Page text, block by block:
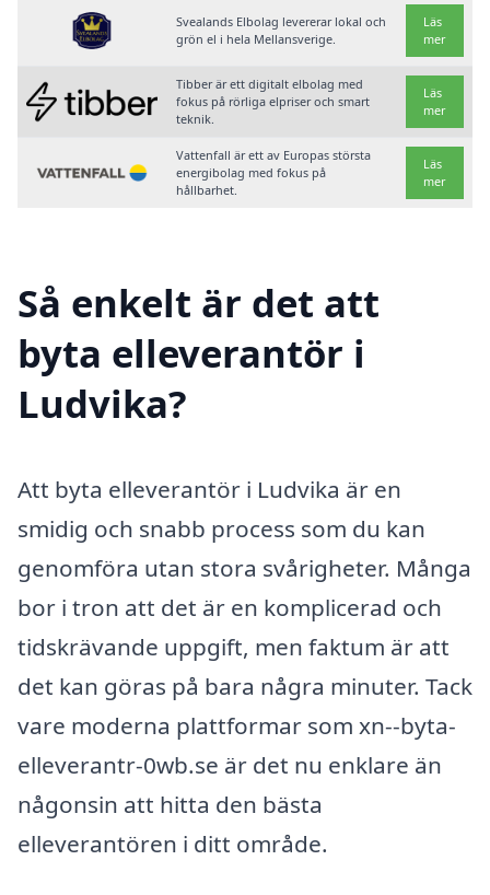
Svealands Elbolag levererar lokal och
grön el i hela Mellansverige.
Läs
mer
Tibber är ett digitalt elbolag med
fokus på rörliga elpriser och smart
teknik.
Läs
mer
Vattenfall är ett av Europas största
energibolag med fokus på
hållbarhet.
Läs
mer
Så enkelt är det att
byta elleverantör i
Ludvika?
Att byta elleverantör i Ludvika är en
smidig och snabb process som du kan
genomföra utan stora svårigheter. Många
bor i tron att det är en komplicerad och
tidskrävande uppgift, men faktum är att
det kan göras på bara några minuter. Tack
vare moderna plattformar som xn--byta-
elleverantr-0wb.se är det nu enklare än
någonsin att hitta den bästa
elleverantören i ditt område.